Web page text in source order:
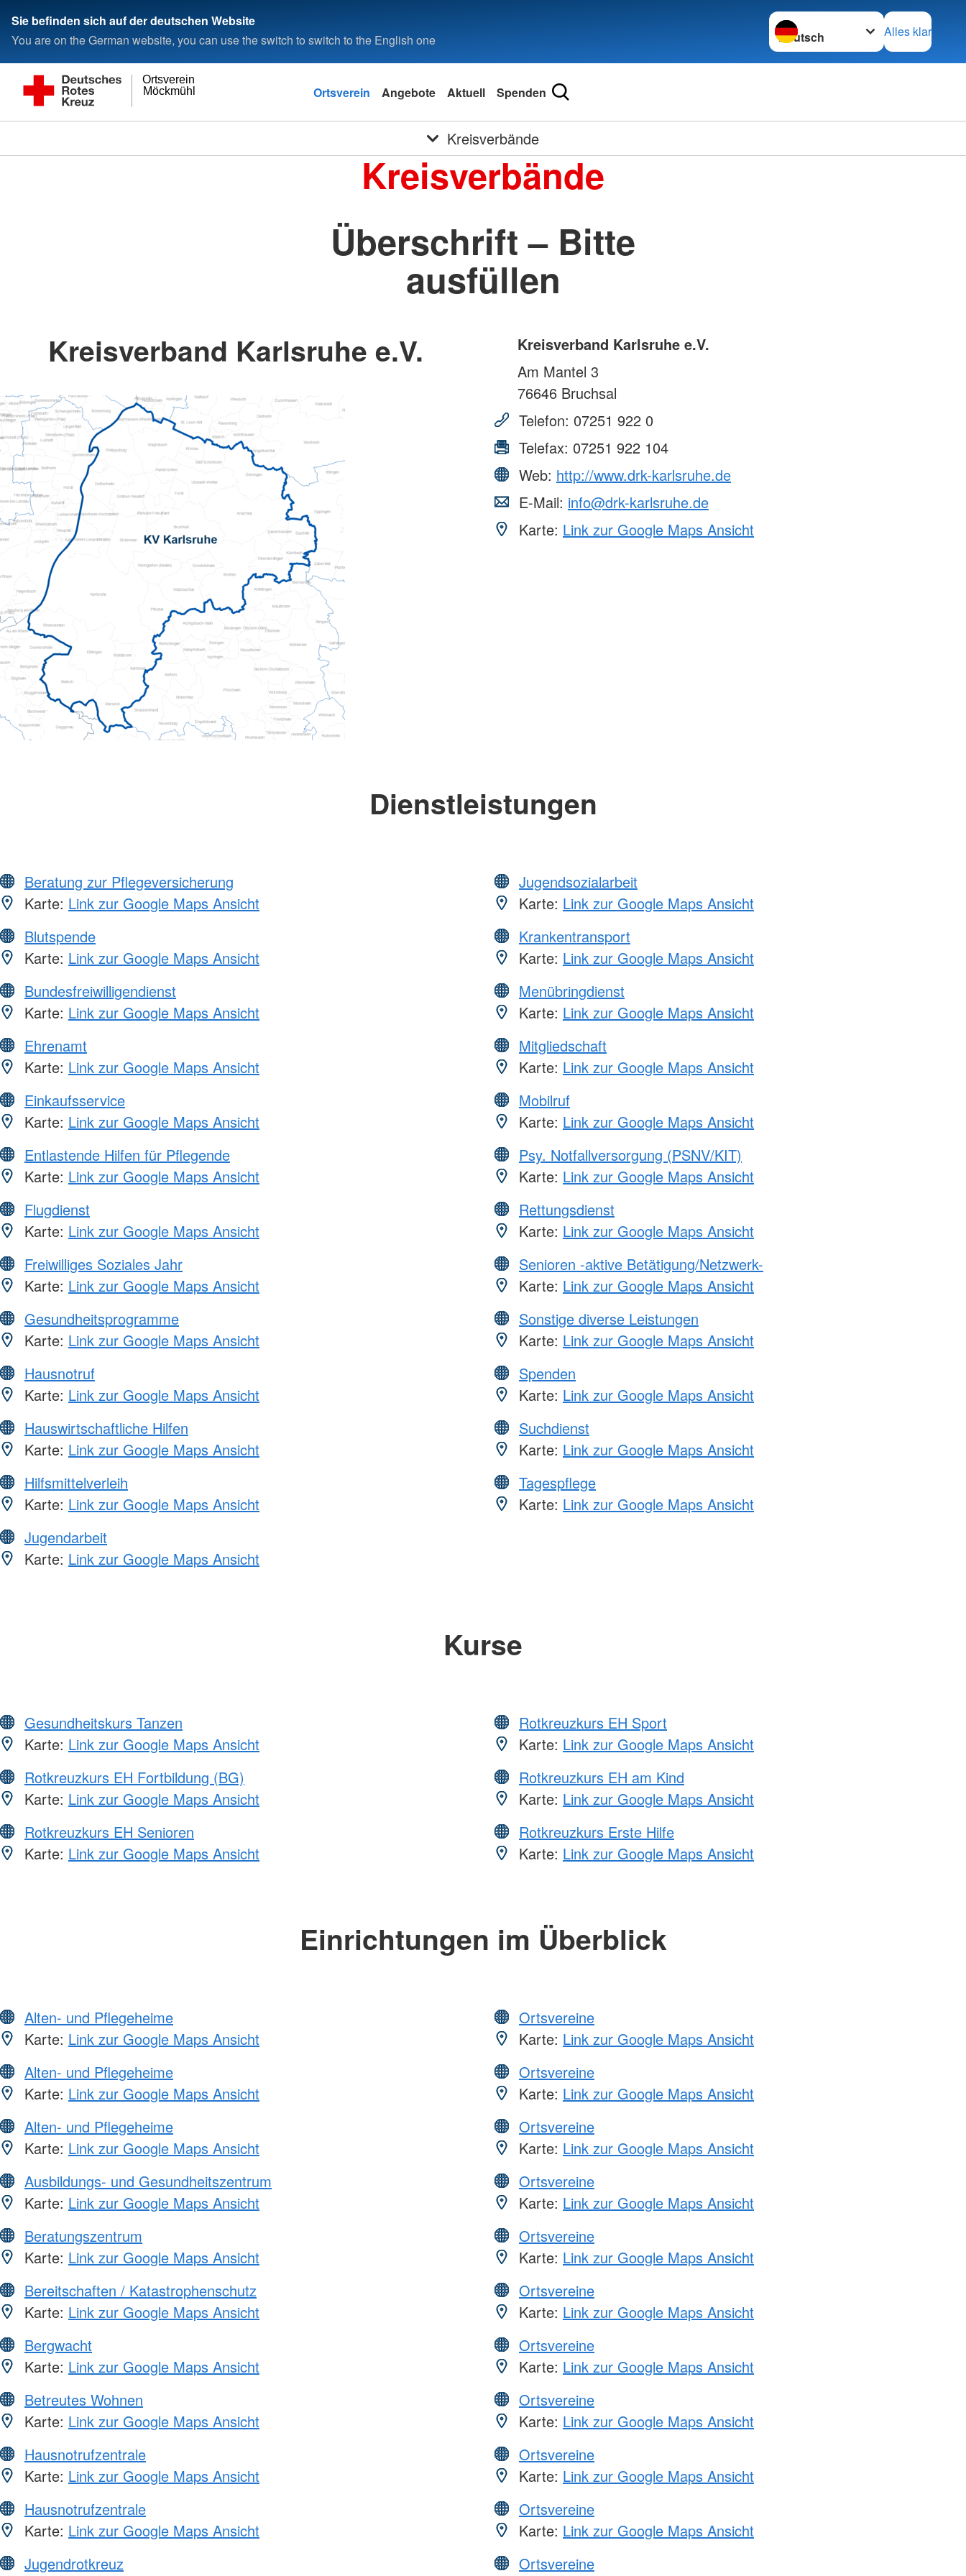
Sie befinden sich auf der deutschen Website
You are on the German website, you can use the switch to switch to the English one
Sprache wechseln zu
Alles klar
Möckmühl
Ortsverein
Ortsverein Angebote Aktuell Spenden
Kreisverbände
Kreisverbände
Überschrift – Bitte
ausfüllen
Kreisverband Karlsruhe e.V.
Kreisverband Karlsruhe e.V.
Am Mantel 3
76646 Bruchsal
Telefon: 07251 922 0
Telefax: 07251 922 104
Web: http://www.drk-karlsruhe.de
E-Mail: info@drk-karlsruhe.de
Karte: Link zur Google Maps Ansicht
Dienstleistungen
Beratung zur Pflegeversicherung
Karte: Link zur Google Maps Ansicht
Blutspende
Karte: Link zur Google Maps Ansicht
Bundesfreiwilligendienst
Karte: Link zur Google Maps Ansicht
Ehrenamt
Karte: Link zur Google Maps Ansicht
Einkaufsservice
Karte: Link zur Google Maps Ansicht
Entlastende Hilfen für Pflegende
Karte: Link zur Google Maps Ansicht
Flugdienst
Karte: Link zur Google Maps Ansicht
Freiwilliges Soziales Jahr
Karte: Link zur Google Maps Ansicht
Gesundheitsprogramme
Karte: Link zur Google Maps Ansicht
Hausnotruf
Karte: Link zur Google Maps Ansicht
Hauswirtschaftliche Hilfen
Karte: Link zur Google Maps Ansicht
Hilfsmittelverleih
Karte: Link zur Google Maps Ansicht
Jugendarbeit
Karte: Link zur Google Maps Ansicht
Jugendsozialarbeit
Karte: Link zur Google Maps Ansicht
Krankentransport
Karte: Link zur Google Maps Ansicht
Menübringdienst
Karte: Link zur Google Maps Ansicht
Mitgliedschaft
Karte: Link zur Google Maps Ansicht
Mobilruf
Karte: Link zur Google Maps Ansicht
Psy. Notfallversorgung (PSNV/KIT)
Karte: Link zur Google Maps Ansicht
Rettungsdienst
Karte: Link zur Google Maps Ansicht
Senioren -aktive Betätigung/Netzwerk-
Karte: Link zur Google Maps Ansicht
Sonstige diverse Leistungen
Karte: Link zur Google Maps Ansicht
Spenden
Karte: Link zur Google Maps Ansicht
Suchdienst
Karte: Link zur Google Maps Ansicht
Tagespflege
Karte: Link zur Google Maps Ansicht
Kurse
Gesundheitskurs Tanzen
Karte: Link zur Google Maps Ansicht
Rotkreuzkurs EH Fortbildung (BG)
Karte: Link zur Google Maps Ansicht
Rotkreuzkurs EH Senioren
Karte: Link zur Google Maps Ansicht
Rotkreuzkurs EH Sport
Karte: Link zur Google Maps Ansicht
Rotkreuzkurs EH am Kind
Karte: Link zur Google Maps Ansicht
Rotkreuzkurs Erste Hilfe
Karte: Link zur Google Maps Ansicht
Einrichtungen im Überblick
Alten- und Pflegeheime
Karte: Link zur Google Maps Ansicht
Alten- und Pflegeheime
Karte: Link zur Google Maps Ansicht
Alten- und Pflegeheime
Karte: Link zur Google Maps Ansicht
Ausbildungs- und Gesundheitszentrum
Karte: Link zur Google Maps Ansicht
Beratungszentrum
Karte: Link zur Google Maps Ansicht
Bereitschaften / Katastrophenschutz
Karte: Link zur Google Maps Ansicht
Bergwacht
Karte: Link zur Google Maps Ansicht
Betreutes Wohnen
Karte: Link zur Google Maps Ansicht
Hausnotrufzentrale
Karte: Link zur Google Maps Ansicht
Hausnotrufzentrale
Karte: Link zur Google Maps Ansicht
Jugendrotkreuz
Ortsvereine
Karte: Link zur Google Maps Ansicht
Ortsvereine
Karte: Link zur Google Maps Ansicht
Ortsvereine
Karte: Link zur Google Maps Ansicht
Ortsvereine
Karte: Link zur Google Maps Ansicht
Ortsvereine
Karte: Link zur Google Maps Ansicht
Ortsvereine
Karte: Link zur Google Maps Ansicht
Ortsvereine
Karte: Link zur Google Maps Ansicht
Ortsvereine
Karte: Link zur Google Maps Ansicht
Ortsvereine
Karte: Link zur Google Maps Ansicht
Ortsvereine
Karte: Link zur Google Maps Ansicht
Ortsvereine